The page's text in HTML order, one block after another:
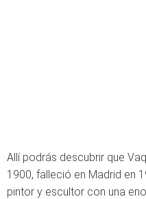
Allí podrás descubrir que
1900, falleció en Madrid en
pintor y escultor con una